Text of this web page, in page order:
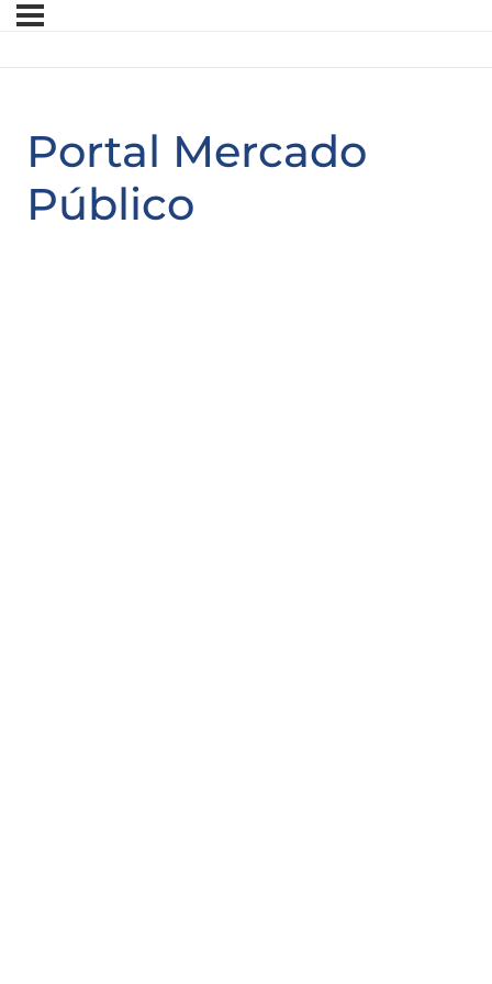
Portal Mercado
Público